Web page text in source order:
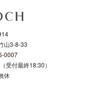
山3-8-33
0007
受付最終18:30）
休